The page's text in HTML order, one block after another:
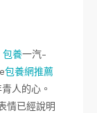
包養一汽-
包養網推薦
人的心。
情已經說明